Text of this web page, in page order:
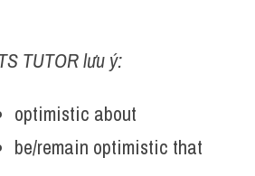
TUTOR lưu ý:
optimistic about
be​/​remain optimistic that